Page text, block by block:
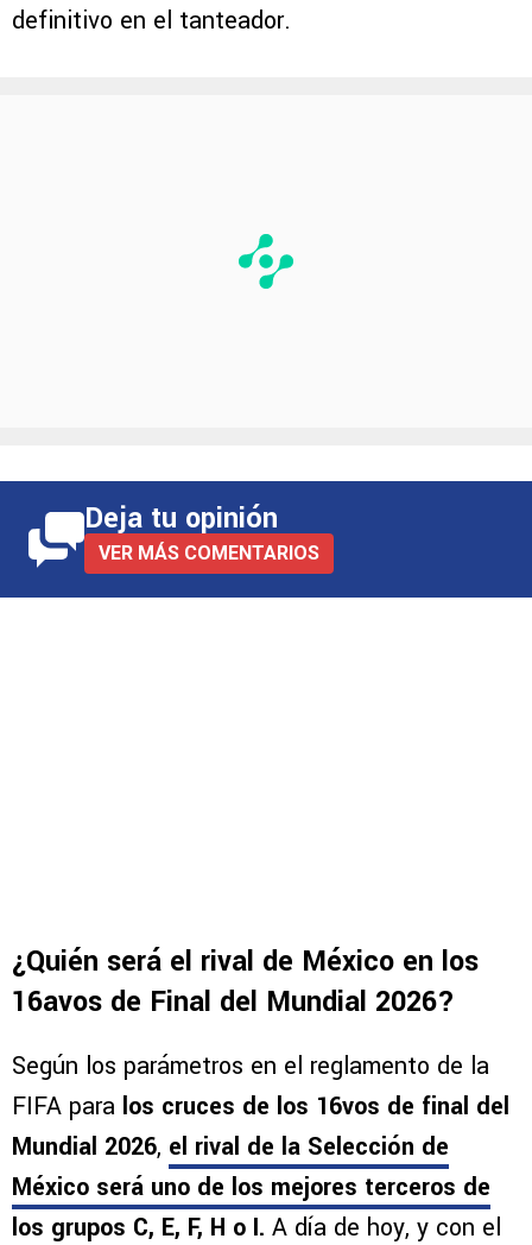
definitivo en el tanteador.
Deja tu opinión
VER MÁS COMENTARIOS
¿Quién será el rival de México en los
16avos de Final del Mundial 2026?
Según los parámetros en el reglamento de la
FIFA para los cruces de los 16vos de final del
Mundial 2026, el rival de la Selección de
México será uno de los mejores terceros de
los grupos C, E, F, H o I. A día de hoy, y con el